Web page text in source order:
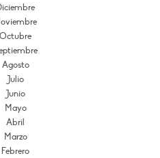
Octubre
Agosto
Julio
Junio
Mayo
Abril
Marzo
Febrero